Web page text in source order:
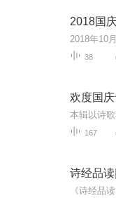
2018国
38
欢度国
167
诗经品